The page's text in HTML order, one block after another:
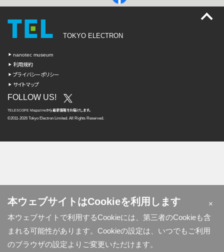
本ウェブサイトはCookieを利用します
×
本ウェブサイトで利用するCookieには、第三者のCookieも含
まれる可能性があります。Cookieの設定は、いつでもご利用
のブラウザの設定よりご変更いただけます。
TOKYO ELECTRON
nanotec museum
利用規約
プライバシーポリシー
サイトマップ
FOLLOW US!
TELESCOPE Magazineから最新情報をお届けします。
©2011-2026 Tokyo Electron Limited. All Rights Reserved.